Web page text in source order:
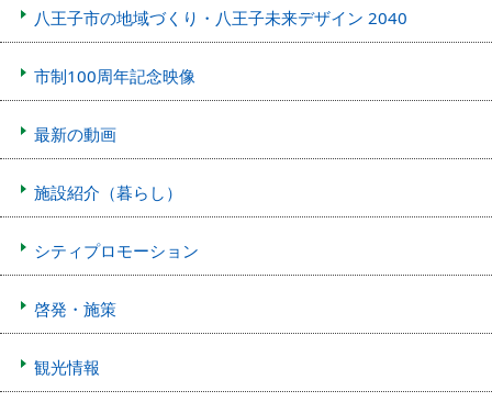
八王子市の地域づくり・八王子未来デザイン 2040
市制100周年記念映像
最新の動画
施設紹介（暮らし）
シティプロモーション
啓発・施策
観光情報